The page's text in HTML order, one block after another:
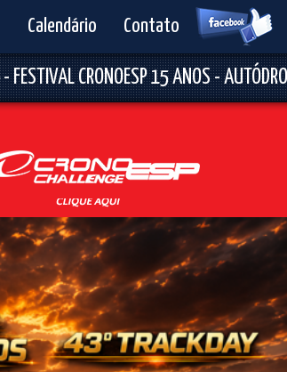
Calendário Contato
CRONOESP 15 ANOS - AUTÓDROMO